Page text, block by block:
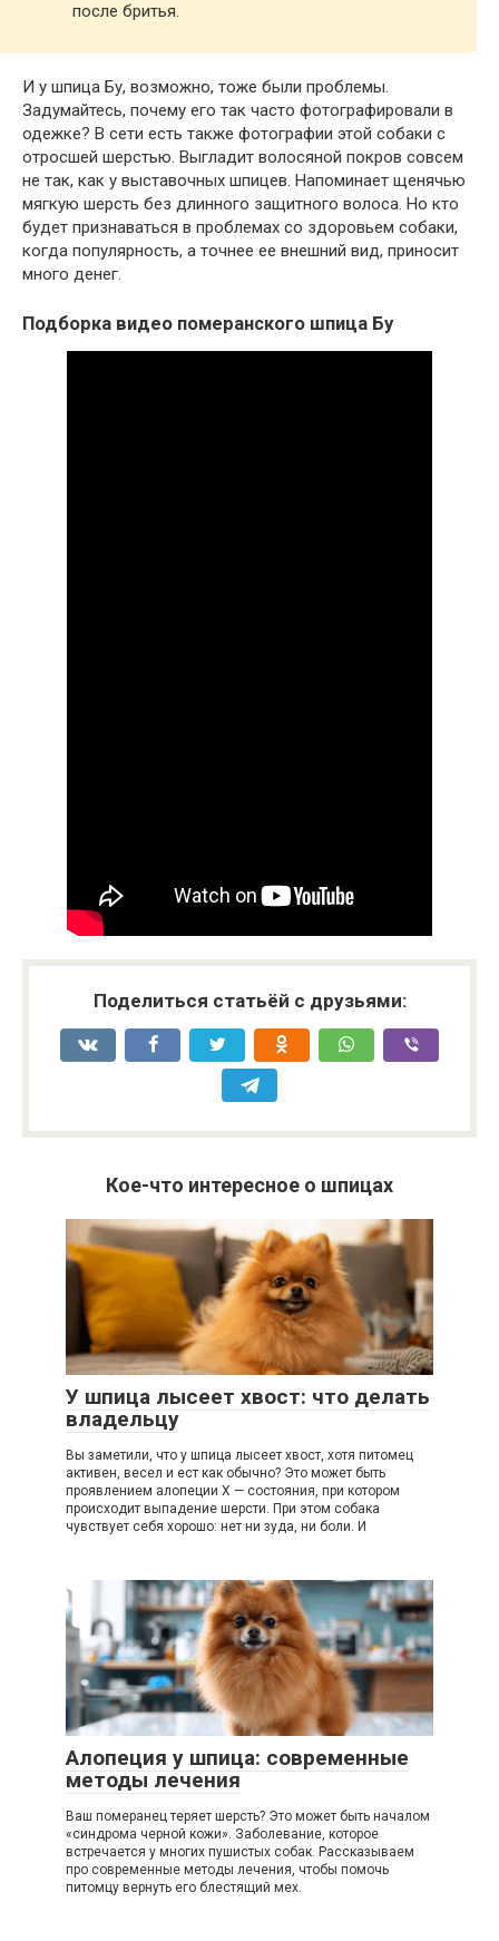
после бритья.
И у шпица Бу, возможно, тоже были проблемы.
Задумайтесь, почему его так часто фотографировали в
одежке? В сети есть также фотографии этой собаки с
отросшей шерстью. Выгладит волосяной покров совсем
не так, как у выставочных шпицев. Напоминает щенячью
мягкую шерсть без длинного защитного волоса. Но кто
будет признаваться в проблемах со здоровьем собаки,
когда популярность, а точнее ее внешний вид, приносит
много денег.
Подборка видео померанского шпица Бу
Поделиться статьёй с друзьями:
Кое-что интересное о шпицах
У шпица лысеет хвост: что делать
владельцу
Вы заметили, что у шпица лысеет хвост, хотя питомец
активен, весел и ест как обычно? Это может быть
проявлением алопеции X — состояния, при котором
происходит выпадение шерсти. При этом собака
чувствует себя хорошо: нет ни зуда, ни боли. И
Алопеция у шпица: современные
методы лечения
Ваш померанец теряет шерсть? Это может быть началом
«синдрома черной кожи». Заболевание, которое
встречается у многих пушистых собак. Рассказываем
про современные методы лечения, чтобы помочь
питомцу вернуть его блестящий мех.